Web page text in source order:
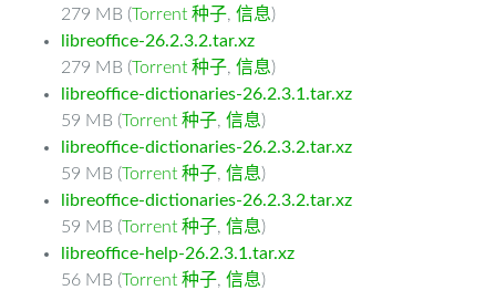
279 MB (Torrent 种子, 信息)
libreoffice-26.2.3.2.tar.xz
279 MB (Torrent 种子, 信息)
libreoffice-dictionaries-26.2.3.1.tar.xz
59 MB (Torrent 种子, 信息)
libreoffice-dictionaries-26.2.3.2.tar.xz
59 MB (Torrent 种子, 信息)
libreoffice-dictionaries-26.2.3.2.tar.xz
59 MB (Torrent 种子, 信息)
libreoffice-help-26.2.3.1.tar.xz
56 MB (Torrent 种子, 信息)